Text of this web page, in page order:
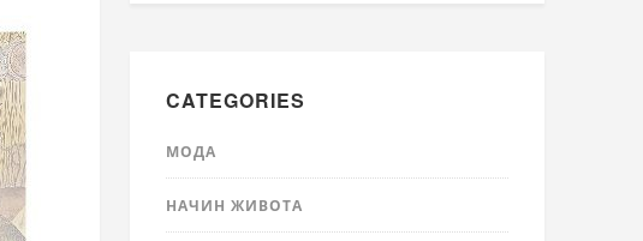
CATEGORIES
МОДА
НАЧИН ЖИВОТА